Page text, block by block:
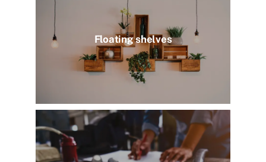
Floating shelves